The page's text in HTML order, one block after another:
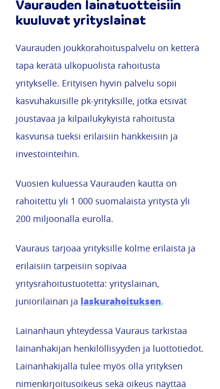
Vaurauden lainatuotteisiin
kuuluvat yrityslainat
Vaurauden joukkorahoituspalvelu on ketterä
tapa kerätä ulkopuolista rahoitusta
yritykselle. Erityisen hyvin palvelu sopii
kasvuhakuisille pk-yrityksille, jotka etsivät
joustavaa ja kilpailukykyistä rahoitusta
kasvunsa tueksi erilaisiin hankkeisiin ja
investointeihin.
Vuosien kuluessa Vaurauden kautta on
rahoitettu yli 1 000 suomalaista yritystä yli
200 miljoonalla eurolla.
Vauraus tarjoaa yrityksille kolme erilaista ja
erilaisiin tarpeisiin sopivaa
yritysrahoitustuotetta: yrityslainan,
juniorilainan ja laskurahoituksen.
Lainanhaun yhteydessä Vauraus tarkistaa
lainanhakijan henkilöllisyyden ja luottotiedot.
Lainanhakijalla tulee myös olla yrityksen
nimenkirjoitusoikeus sekä oikeus näyttää